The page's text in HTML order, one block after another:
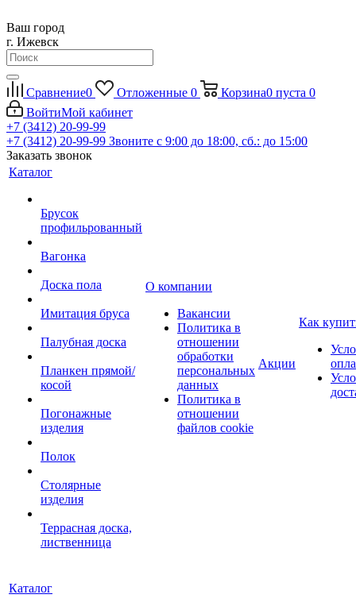
Ваш город
г. Ижевск
Сравнение0 Отложенные 0 Корзина0 пуста 0
ВойтиМой кабинет
+7 (3412) 20-99-99
+7 (3412) 20-99-99 Звоните с 9:00 до 18:00, сб.: до 15:00
Заказать звонок
Каталог
Брусок
профильрованный
Вагонка
Доска пола
Имитация бруса
Палубная доска
Планкен прямой/
косой
Погонажные
изделия
Полок
Столярные
изделия
Террасная доска,
лиственница
О компании
Вакансии
Политика в
отношении
обработки
персональных
данных
Политика в
отношении
файлов cookie
Акции
Как
Каталог